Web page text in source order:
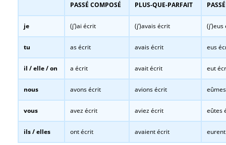
PASSÉ COMPOSÉ PLUS-QUE-PARFAIT
je (j’)ai écrit (j’)avais écrit
tu as écrit avais écrit eus
il / elle / on a écrit avait écrit eut
nous avons écrit avions écrit
vous avez écrit aviez écrit eûtes
ils / elles ont écrit avaient écrit